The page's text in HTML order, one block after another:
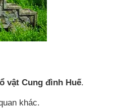
vật Cung đình Huế.
khác.